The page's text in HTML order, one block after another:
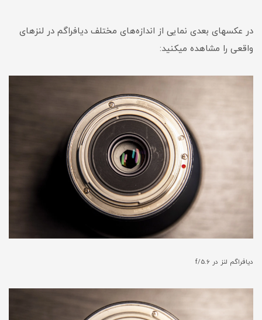
در عکسهای بعدی نمایی از اندازه‌های مختلف دیافراگم در لنزهای
واقعی را مشاهده میکنید:
دیافراگم لنز در f/5.6